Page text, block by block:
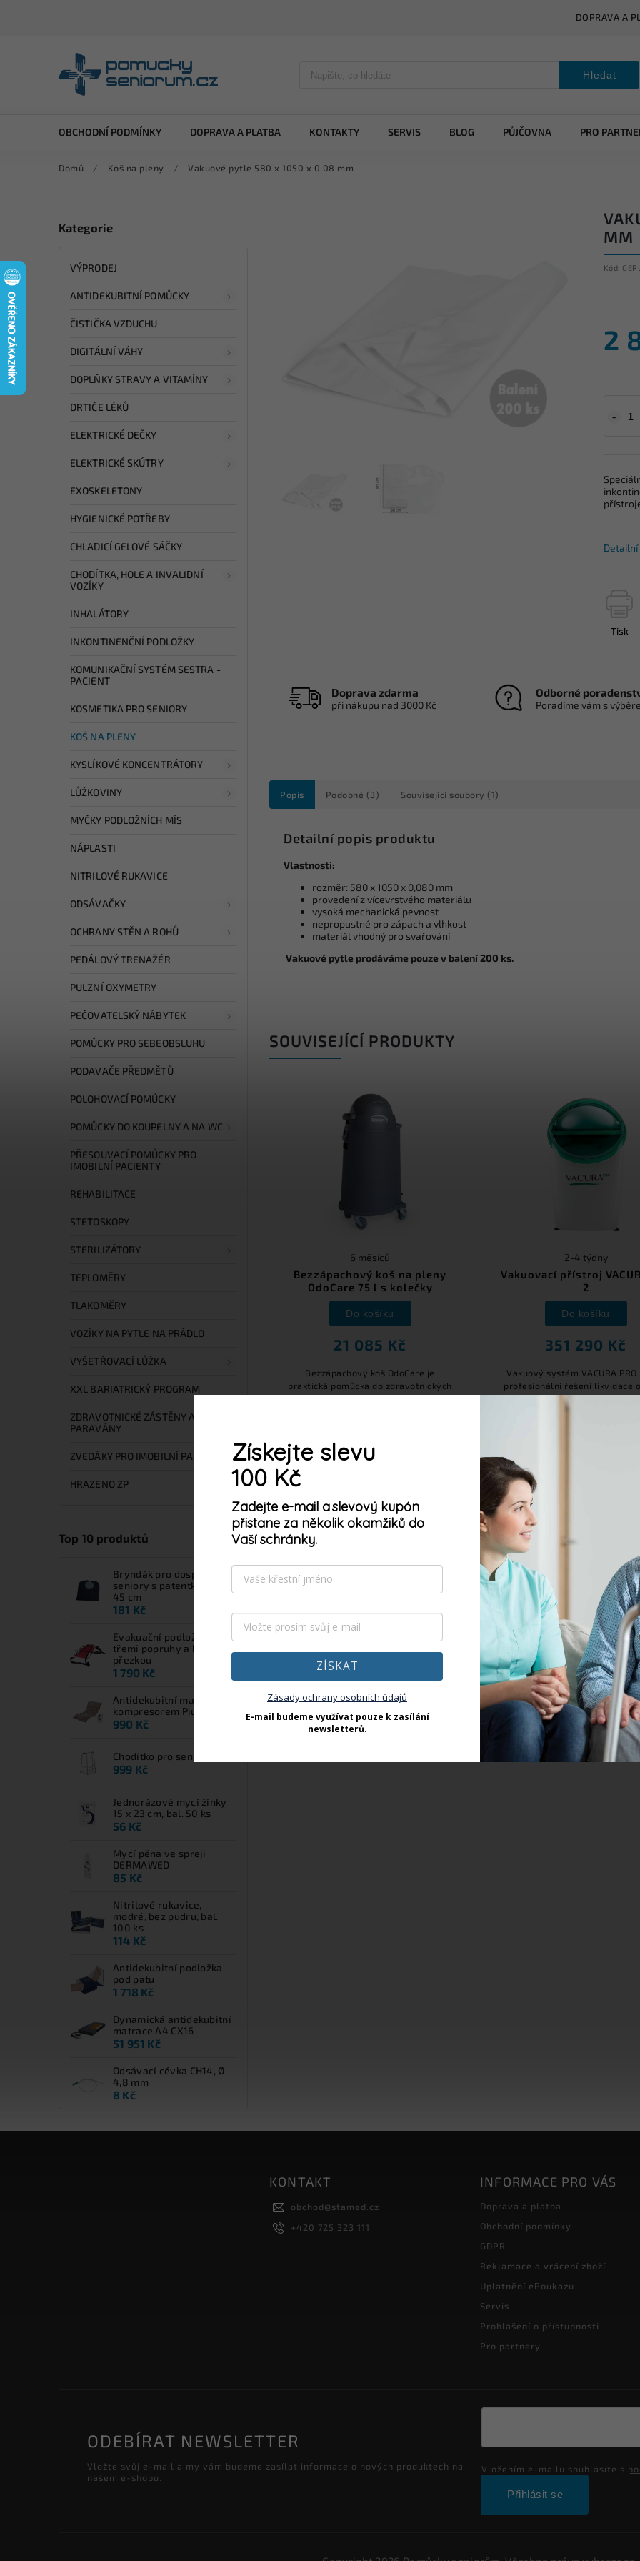
Tento web používá soubory cookie. Dalším procházením tohoto webu
vyjadřujete souhlas s jejich používáním. Více informacízde.
Nastavení
DOPRAVA A
Hledat
OBCHODNÍ PODMÍNKY DOPRAVA A PLATBA KONTAKTY SERVIS BLOG PŮJČOVNA PRO
Domů / Koš na pleny / Vakuové pytle 580 x 1050 x 0,08 mm
Kategorie
VÝPRODEJ
ANTIDEKUBITNÍ POMŮCKY
ČISTIČKA VZDUCHU
DIGITÁLNÍ VÁHY
DOPLŇKY STRAVY A VITAMÍNY
DRTIČE LÉKŮ
ELEKTRICKÉ DEČKY
ELEKTRICKÉ SKÚTRY
EXOSKELETONY
HYGIENICKÉ POTŘEBY
CHLADICÍ GELOVÉ SÁČKY
CHODÍTKA, HOLE A INVALIDNÍ
VOZÍKY
INHALÁTORY
INKONTINENČNÍ PODLOŽKY
KOMUNIKAČNÍ SYSTÉM SESTRA -
PACIENT
KOSMETIKA PRO SENIORY
KOŠ NA PLENY
KYSLÍKOVÉ KONCENTRÁTORY
LŮŽKOVINY
MYČKY PODLOŽNÍCH MÍS
NÁPLASTI
NITRILOVÉ RUKAVICE
ODSÁVAČKY
OCHRANY STĚN A ROHŮ
PEDÁLOVÝ TRENAŽÉR
PULZNÍ OXYMETRY
PEČOVATELSKÝ NÁBYTEK
POMŮCKY PRO SEBEOBSLUHU
PODAVAČE PŘEDMĚTŮ
POLOHOVACÍ POMŮCKY
POMŮCKY DO KOUPELNY A NA WC
PŘESOUVACÍ POMŮCKY PRO
IMOBILNÍ PACIENTY
REHABILITACE
STETOSKOPY
STERILIZÁTORY
TEPLOMĚRY
TLAKOMĚRY
VOZÍKY NA PYTLE NA PRÁDLO
VYŠETŘOVACÍ LŮŽKA
XXL BARIATRICKÝ PROGRAM
ZDRAVOTNICKÉ ZÁSTĚNY A
PARAVÁNY
ZVEDÁKY PRO IMOBILNÍ PACIENTY
HRAZENO ZP
Top 10 produktů
Bryndák pro dospělé a
seniory s patentkami 90 x
45 cm
181 Kč
Evakuační podložka EVS s
třemi popruhy a kovovou
přezkou
1 790 Kč
Antidekubitní matrace s
kompresorem Piuma UP
990 Kč
Chodítko pro seniory Clik
999 Kč
Jednorázové mycí žínky
15 x 23 cm, bal. 50 ks
56 Kč
Mycí pěna ve spreji
DERMAWED
85 Kč
Nitrilové rukavice,
modré, bez pudru, bal.
100 ks
114 Kč
Antidekubitní podložka
pod patu
1 718 Kč
Dynamická antidekubitní
matrace A4 CX16
51 951 Kč
Odsávací cévka CH14, Ø
4,8 mm
8 Kč
MM
Kód:
2
Tisk
Doprava zdarma
při nákupu nad 3000 Kč
Odborné
Poradíme vám s
Popis Podobné (3) Související soubory (1)
Detailní popis produktu
Vlastnosti:
rozměr: 580 x 1050 x 0,080 mm
provedení z vícevrstvého materiálu
vysoká mechanická pevnost
nepropustné pro zápach a vlhkost
materiál vhodný pro svařování
Vakuové pytle prodáváme pouze v balení 200 ks.
SOUVISEJÍCÍ PRODUKTY
Bezzápachový koš na pleny
OdoCare 75 l s kolečky
6 měsíců
21 085 Kč
Do košíku
Bezzápachový koš OdoCare je
praktická pomůcka do zdravotnických
zařízení. Je vhodný k likvidaci
Vakuovací přístroj
2
2-4 týdny
351 290 Kč
Do košíku
Vakuový systém VACURA
profesionální řešení likvidace
nejen ve zdravotnických
Speciálně vyvinutý pro
KONTAKT
obchod@stamed.cz
+420 725 323 111
INFORMACE PRO VÁS
Doprava a platba
Obchodní podmínky
GDPR
Reklamace a vrácení zboží
Uplatnění ePoukazu
Servis
Prohlášení o přístupnosti
Pro partnery
ODEBÍRAT NEWSLETTER
Vložte svůj e-mail a my vám budeme zasílat informace o nových produktech na
našem e-shopu.
Vložením e-mailu souhlasíte s
Přihlásit se
Získejte slevu
100 Kč
Zadejte e-mail aslevový kupón
přistane za několik okamžiků do
Vaší schránky.
ZÍSKAT
Zásady ochrany osobních údajů
E-mail budeme využívat pouze k zasílání
newsletterů.